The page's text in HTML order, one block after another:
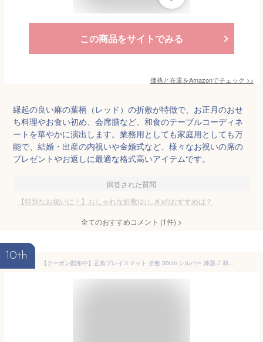
この商品をサイトでみる
価格と在庫をAmazonでチェック >>
縁起の良い麻の葉柄（レッド）の折敷が特徴で、お正月のおせ
ち料理やお食い初め、会席膳など、和食のテーブルコーディネ
ートを華やかに演出します。業務用としても家庭用としても万
能で、結婚・出産の内祝いや金婚式など、様々なお祝いの席の
プレゼントやお返しに最適な格式高いアイテムです。
回答された質問
【特別なお祝いに！】おしゃれな折敷(おしき)のおすすめは？
全てのおすすめコメント (1件) >
10th
【クーポン配布中】正角プレイスマット 折敷 30cm シルバー 漆器 // 和食器 食器 しっき おしき トレー お盆 ランチョンマット 角皿 スクエア 正月 おもてなし お祝い 華やか 高級感 おしゃれ お膳 おぼん プレート 木製 漆 うるし 上品 かわいい お正月トレイ 御祝い